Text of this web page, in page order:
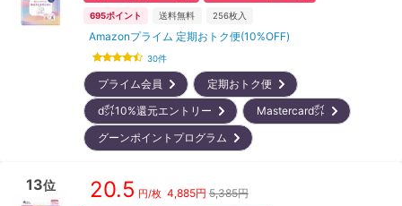
695ポイント 送料無料 256枚入
Amazonプライム 定期おトク便(10%OFF)
30件
プライム会員
定期おトク便
d㌽10%還元エントリー
Mastercard㌽
グーンポイントプログラム
13位 20.5 円/枚 4,885円 5,385円